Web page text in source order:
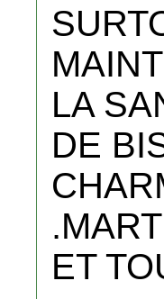
LA
DE
ET